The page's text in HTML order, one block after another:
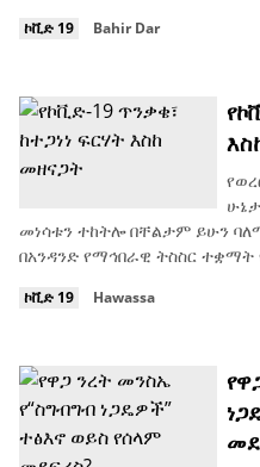
ኮቪድ 19 Bahir Dar
መነሳቱን ተከትሎ በቸልታም ይሁን
በአንዳንድ የማኅበራዊ ትስስር
ኮቪድ 19 Hawassa